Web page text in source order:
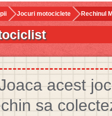
Jocuri motociclete Rechinul
acest
sa